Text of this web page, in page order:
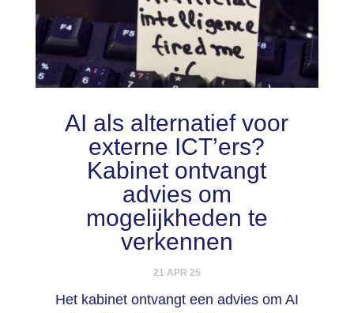
AI als alternatief voor
externe ICT’ers?
Kabinet ontvangt
advies om
mogelijkheden te
verkennen
21 APR 25
Het kabinet ontvangt een advies om AI